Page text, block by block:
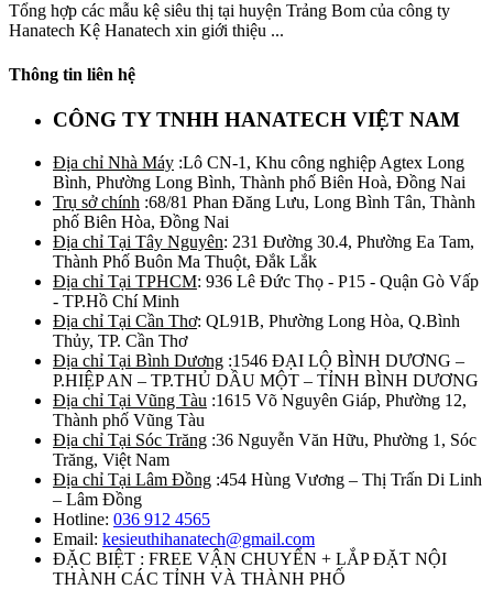
Tổng hợp các mẫu kệ siêu thị tại huyện Trảng Bom của công ty
Hanatech Kệ Hanatech xin giới thiệu ...
Thông tin liên hệ
CÔNG TY TNHH HANATECH VIỆT NAM
Địa chỉ Nhà Máy :Lô CN-1, Khu công nghiệp Agtex Long
Bình, Phường Long Bình, Thành phố Biên Hoà, Đồng Nai
Trụ sở chính :68/81 Phan Đăng Lưu, Long Bình Tân, Thành
phố Biên Hòa, Đồng Nai
Địa chỉ Tại Tây Nguyên: 231 Đường 30.4, Phường Ea Tam,
Thành Phố Buôn Ma Thuột, Đắk Lắk
Địa chỉ Tại TPHCM: 936 Lê Đức Thọ - P15 - Quận Gò Vấp
- TP.Hồ Chí Minh
Địa chỉ Tại Cần Thơ: QL91B, Phường Long Hòa, Q.Bình
Thủy, TP. Cần Thơ
Địa chỉ Tại Bình Dương :1546 ĐẠI LỘ BÌNH DƯƠNG –
P.HIỆP AN – TP.THỦ DẦU MỘT – TỈNH BÌNH DƯƠNG
Địa chỉ Tại Vũng Tàu :1615 Võ Nguyên Giáp, Phường 12,
Thành phố Vũng Tàu
Địa chỉ Tại Sóc Trăng :36 Nguyễn Văn Hữu, Phường 1, Sóc
Trăng, Việt Nam
Địa chỉ Tại Lâm Đồng :454 Hùng Vương – Thị Trấn Di Linh
– Lâm Đồng
Hotline: 036 912 4565
Email: kesieuthihanatech@gmail.com
ĐẶC BIỆT : FREE VẬN CHUYỂN + LẮP ĐẶT NỘI
THÀNH CÁC TỈNH VÀ THÀNH PHỐ